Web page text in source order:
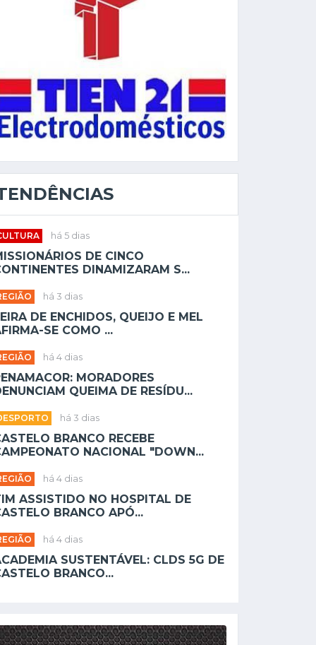
há 5 dias
DE CINCO
DINAMIZARAM S...
há 3 dias
DE ENCHIDOS, QUEIJO E MEL
SE COMO ...
há 4 dias
MORADORES
QUEIMA DE RESÍDU...
há 3 dias
BRANCO RECEBE
NACIONAL "DOWN...
há 4 dias
ASSISTIDO NO HOSPITAL DE
BRANCO APÓ...
há 4 dias
SUSTENTÁVEL: CLDS 5G DE
BRANCO...